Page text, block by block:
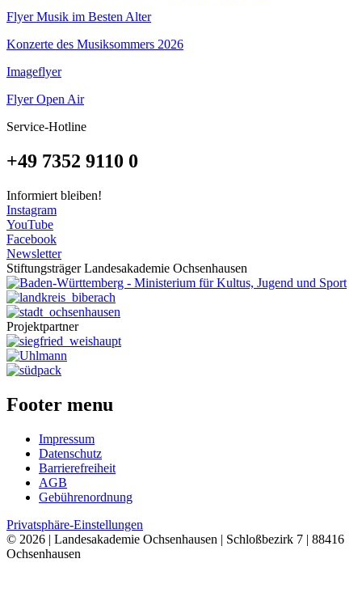
Flyer Musik im Besten Alter
Konzerte des Musiksommers 2026
Imageflyer
Flyer Open Air
Service-Hotline
+49 7352 9110 0
Informiert bleiben!
Instagram
YouTube
Facebook
Newsletter
Stiftungsträger Landesakademie Ochsenhausen
Projektpartner
Footer menu
Impressum
Datenschutz
Barrierefreiheit
AGB
Gebührenordnung
Privatsphäre-Einstellungen
© 2026 | Landesakademie Ochsenhausen | Schloßbezirk 7 | 88416
Ochsenhausen